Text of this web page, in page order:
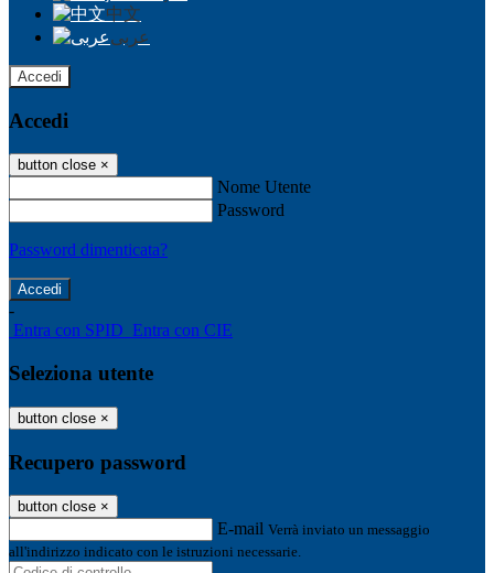
中文
عربى
Accedi
Accedi
button close ×
Nome Utente
Password
Password dimenticata?
-
Entra con SPID Entra con CIE
Seleziona utente
button close ×
Recupero password
button close ×
E-mail Verrà inviato un messaggio
all'indirizzo indicato con le istruzioni necessarie.